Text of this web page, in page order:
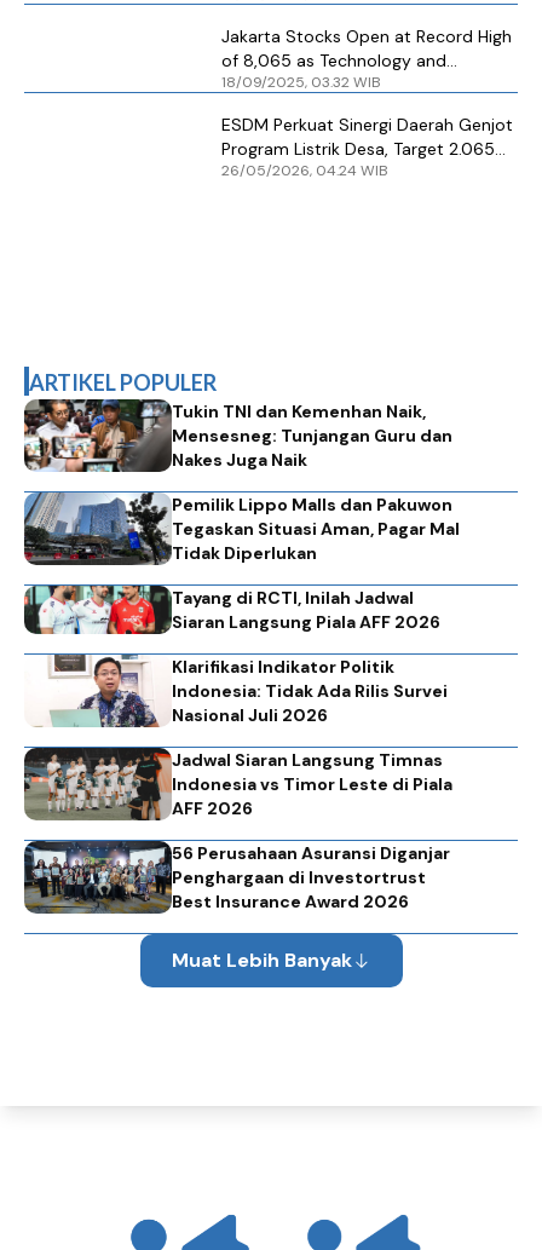
Jakarta Stocks Open at Record High
of 8,065 as Technology and
Materials Lead Gains
18/09/2025, 03.32 WIB
ESDM Perkuat Sinergi Daerah Genjot
Program Listrik Desa, Target 2.065
Lokasi pada 2026
26/05/2026, 04.24 WIB
ARTIKEL POPULER
Tukin TNI dan Kemenhan Naik,
Mensesneg: Tunjangan Guru dan
Nakes Juga Naik
Pemilik Lippo Malls dan Pakuwon
Tegaskan Situasi Aman, Pagar Mal
Tidak Diperlukan
Tayang di RCTI, Inilah Jadwal
Siaran Langsung Piala AFF 2026
Klarifikasi Indikator Politik
Indonesia: Tidak Ada Rilis Survei
Nasional Juli 2026
Jadwal Siaran Langsung Timnas
Indonesia vs Timor Leste di Piala
AFF 2026
56 Perusahaan Asuransi Diganjar
Penghargaan di Investortrust
Best Insurance Award 2026
Muat Lebih Banyak